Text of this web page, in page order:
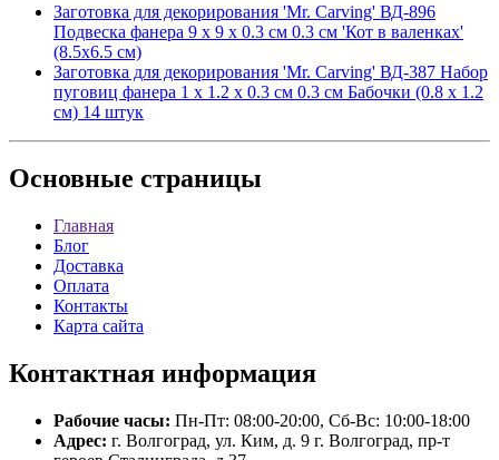
Заготовка для декорирования 'Mr. Carving' ВД-896
Подвеска фанера 9 х 9 х 0.3 см 0.3 см 'Кот в валенках'
(8.5х6.5 см)
Заготовка для декорирования 'Mr. Carving' ВД-387 Набор
пуговиц фанера 1 х 1.2 х 0.3 см 0.3 см Бабочки (0.8 x 1.2
см) 14 штук
Основные страницы
Главная
Блог
Доставка
Оплата
Контакты
Карта сайта
Контактная информация
Рабочие часы: Пн-Пт: 08:00-20:00, Сб-Вс: 10:00-18:00
Адрес: г. Волгоград, ул. Ким, д. 9 г. Волгоград, пр-т